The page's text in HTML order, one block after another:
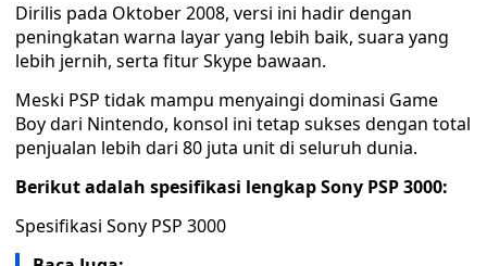
Dirilis pada Oktober 2008, versi ini hadir dengan
peningkatan warna layar yang lebih baik, suara yang
lebih jernih, serta fitur Skype bawaan.
Meski PSP tidak mampu menyaingi dominasi Game
Boy dari Nintendo, konsol ini tetap sukses dengan total
penjualan lebih dari 80 juta unit di seluruh dunia.
Berikut adalah spesifikasi lengkap Sony PSP 3000:
Spesifikasi Sony PSP 3000